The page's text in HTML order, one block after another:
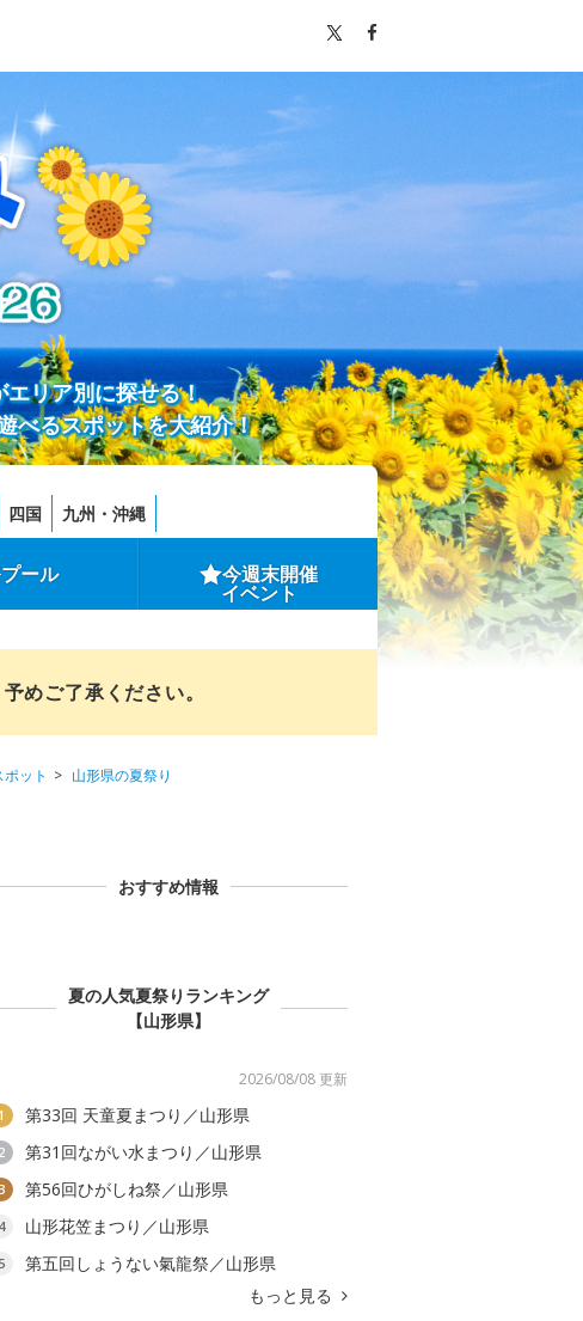
リア別に探せる！
べるスポットを大紹介！
四国 九州・沖縄
プール 今週末開催
イベント
めご了承ください。
ット
山形県の夏祭り
おすすめ情報
夏の人気夏祭りランキング
【山形県】
2026/08/08 更新
1 第33回 天童夏まつり／山形県
2 第31回ながい水まつり／山形県
第56回ひがしね祭／山形県
4 山形花笠まつり／山形県
5
第五回しょうない氣龍祭／山形県
もっと見る